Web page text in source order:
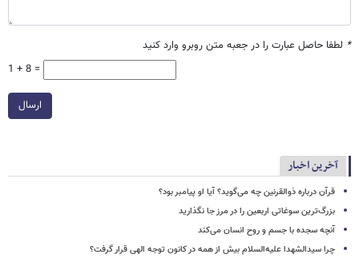
* لطفا حاصل عبارت را در جعبه متن روبرو وارد کنید
1 + 8 =
ارسال
آخرین اخبار
قرآن درباره ذوالقرنین چه می‌گوید؟ آیا او پیامبر بود؟
بزرگ‌ترین سوغاتی اربعین را در مرز جا نگذارید
آنچه سجده با جسم و روح انسان می‌کند
چرا سیدالشهدا علیه‌السلام بیش از همه در کانون توجه الهی قرار گرفت؟